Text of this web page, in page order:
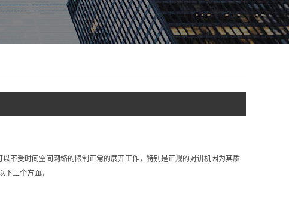
不受时间空间网络的限制正常的展开工作，特别是正规的对讲机因为其质
三个方面。